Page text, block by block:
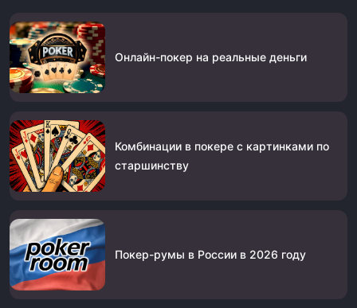
Онлайн-покер на реальные деньги
Комбинации в покере с картинками по
старшинству
Покер-румы в России в 2026 году